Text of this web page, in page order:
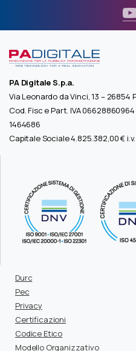
PA Digitale S.p.a.
Via Leonardo da Vinci, 13 – 26854
Cod. Fisc e Part. IVA 06628860964
1464686
Capitale Sociale 4.825.382,00 € i.v.
Durc
Pec
Privacy
Certificazioni
Codice Etico
Modello Organizzativo